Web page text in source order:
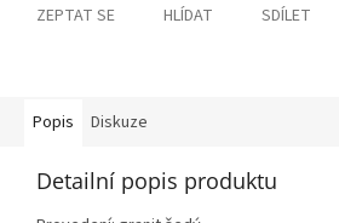
ZEPTAT SE HLÍDAT SDÍLET
Popis Diskuze
Detailní popis produktu